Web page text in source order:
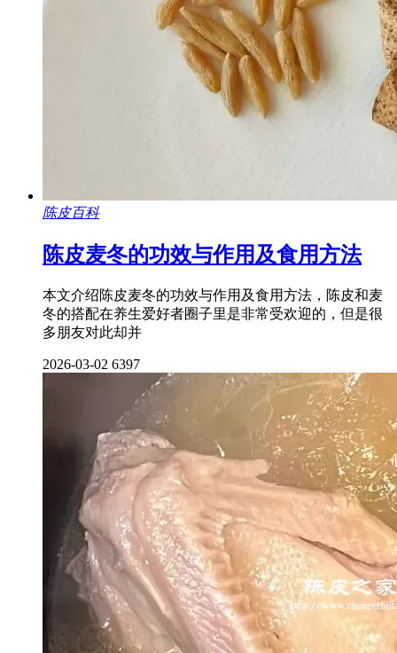
陈皮百科
陈皮麦冬的功效与作用及食用方法
本文介绍陈皮麦冬的功效与作用及食用方法，陈皮和麦
冬的搭配在养生爱好者圈子里是非常受欢迎的，但是很
多朋友对此却并
2026-03-02 6397